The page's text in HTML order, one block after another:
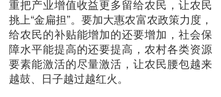
重把产业增值收益更多留给农民，让农民
挑上“金扁担”。要加大惠农富农政策力度，
给农民的补贴能增加的还要增加，社会保
障水平能提高的还要提高，农村各类资源
要素能激活的尽量激活，让农民腰包越来
越鼓、日子越过越红火。